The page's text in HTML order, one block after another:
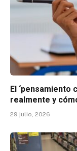
El ‘pensamiento
realmente y
29 julio, 2026